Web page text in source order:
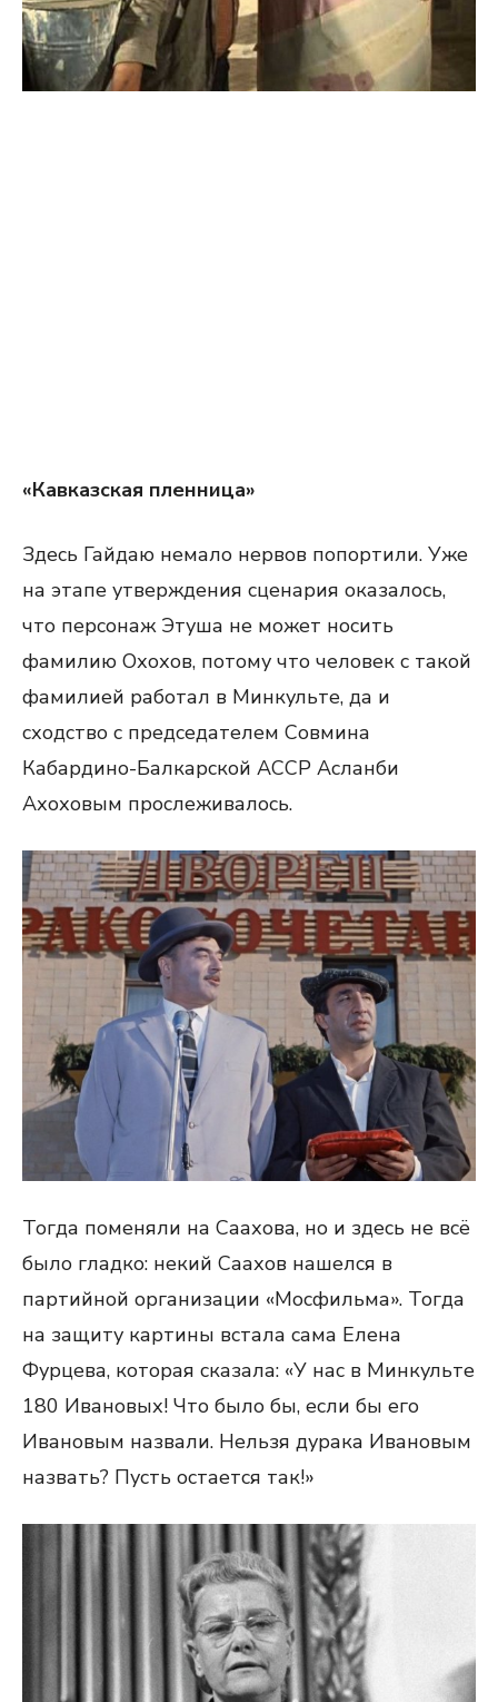
«Кавказская пленница»
Здесь Гайдаю немало нервов попортили. Уже
на этапе утверждения сценария оказалось,
что персонаж Этуша не может носить
фамилию Охохов, потому что человек с такой
фамилией работал в Минкульте, да и
сходство с председателем Совмина
Кабардино-Балкарской АССР Асланби
Ахоховым прослеживалось.
Тогда поменяли на Саахова, но и здесь не всё
было гладко: некий Саахов нашелся в
партийной организации «Мосфильма». Тогда
на защиту картины встала сама Елена
Фурцева, которая сказала: «У нас в Минкульте
180 Ивановых! Что было бы, если бы его
Ивановым назвали. Нельзя дурака Ивановым
назвать? Пусть остается так!»